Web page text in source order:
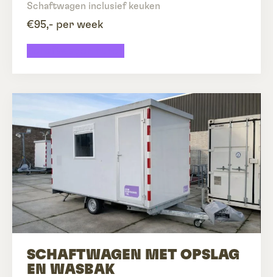
Schaftwagen inclusief keuken
€95,- per week
SCHAFTWAGEN MET OPSLAG
EN WASBAK